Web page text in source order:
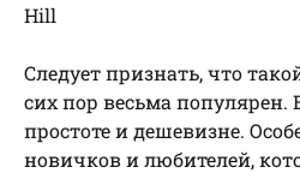
Hill
Следует признать, что
сих пор весьма популярен.
простоте и дешевизне.
новичков и любителей,